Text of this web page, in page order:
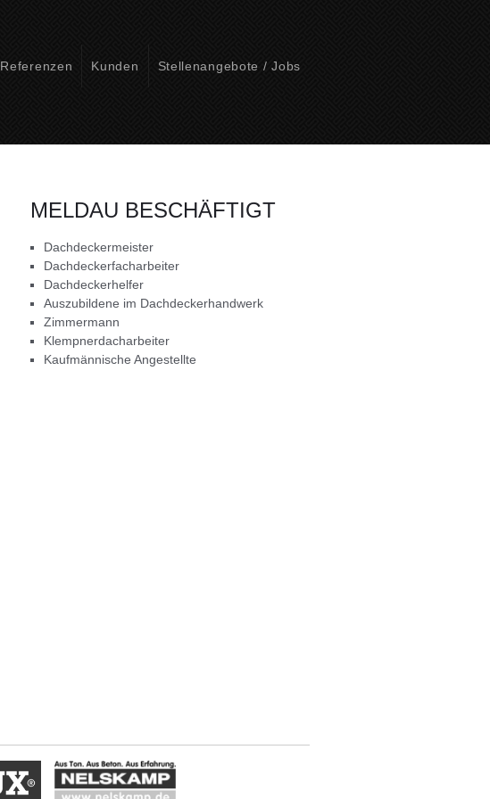
Referenzen Kunden Stellenangebote / Jobs
MELDAU BESCHÄFTIGT
Dachdeckermeister
Dachdeckerfacharbeiter
Dachdeckerhelfer
Auszubildene im Dachdeckerhandwerk
Zimmermann
Klempnerdacharbeiter
Kaufmännische Angestellte
Velux Nelskamp